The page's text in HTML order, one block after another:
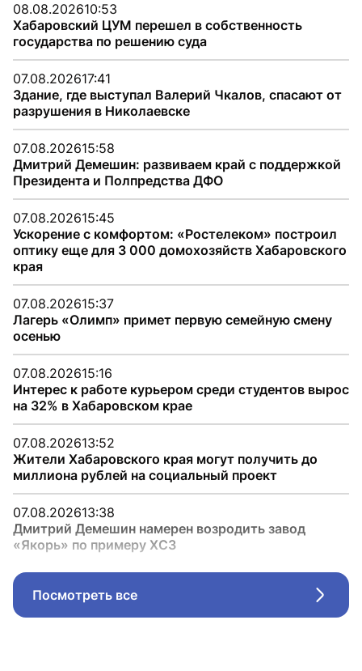
08.08.202610:53
Хабаровский ЦУМ перешел в собственность
государства по решению суда
07.08.202617:41
Здание, где выступал Валерий Чкалов, спасают от
разрушения в Николаевске
07.08.202615:58
Дмитрий Демешин: развиваем край с поддержкой
Президента и Полпредства ДФО
07.08.202615:45
Ускорение с комфортом: «Ростелеком» построил
оптику еще для 3 000 домохозяйств Хабаровского
края
07.08.202615:37
Лагерь «Олимп» примет первую семейную смену
осенью
07.08.202615:16
Интерес к работе курьером среди студентов вырос
на 32% в Хабаровском крае
07.08.202613:52
Жители Хабаровского края могут получить до
миллиона рублей на социальный проект
07.08.202613:38
Дмитрий Демешин намерен возродить завод
«Якорь» по примеру ХСЗ
Посмотреть все